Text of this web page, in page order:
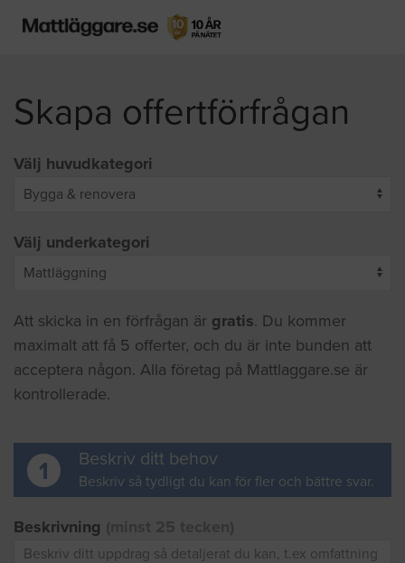
Skapa offertförfrågan
Välj huvudkategori
Välj underkategori
Att skicka in en förfrågan är gratis. Du kommer
maximalt att få 5 offerter, och du är inte bunden att
acceptera någon. Alla företag på Mattlaggare.se är
kontrollerade.
1 Beskriv ditt behov
Beskriv så tydligt du kan för fler och bättre svar.
Beskrivning